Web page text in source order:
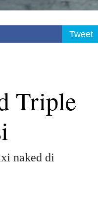
Tweet
Triple
naked di